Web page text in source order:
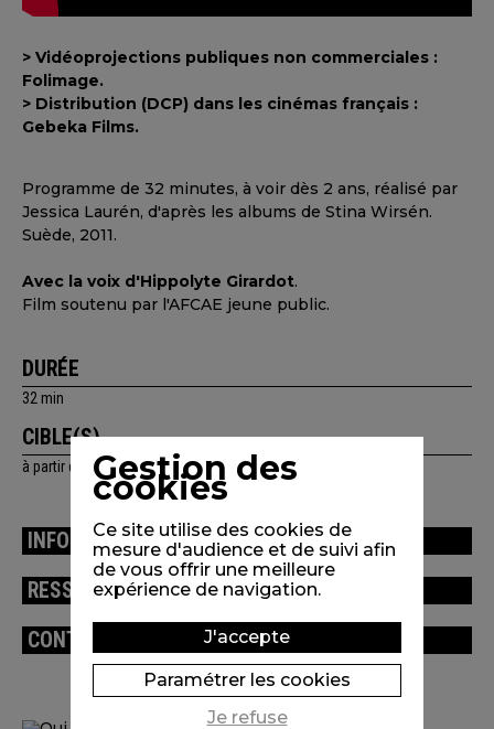
> Vidéoprojections publiques non commerciales :
Folimage.
> Distribution (DCP) dans les cinémas français :
Gebeka Films.
Programme de 32 minutes, à voir dès 2 ans, réalisé par
Jessica Laurén, d'après les albums de Stina Wirsén.
Suède, 2011.
Avec la voix d'Hippolyte Girardot.
Film soutenu par l'AFCAE jeune public.
DURÉE
32 min
CIBLE(S)
à partir de 2 ans
INFORMATIONS TECHNIQUES
RESSOURCES
CONTENU DU PROGRAMME
Gestion des
cookies
Ce site utilise des cookies de
mesure d'audience et de suivi afin
de vous offrir une meilleure
expérience de navigation.
J'accepte
Paramétrer les cookies
Je refuse